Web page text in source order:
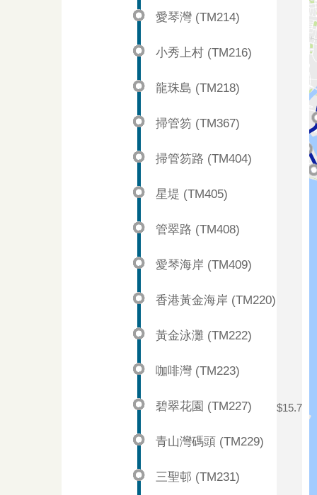
$15.7
愛琴灣 (TM214)
小秀上村 (TM216)
龍珠島 (TM218)
掃管笏 (TM367)
掃管笏路 (TM404)
星堤 (TM405)
管翠路 (TM408)
愛琴海岸 (TM409)
香港黃金海岸 (TM220)
黃金泳灘 (TM222)
咖啡灣 (TM223)
碧翠花園 (TM227)
青山灣碼頭 (TM229)
三聖邨 (TM231)